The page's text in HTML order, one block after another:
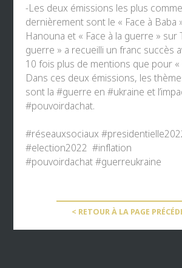
-Les deux émissions les plus
dernièrement sont le « Face à Baba
Hanouna et « Face à la guerre » sur
guerre » a recueilli un franc succès
10 fois plus de mentions que pour «
Dans ces deux émissions, les
sont la#guerre en#ukraine et
#pouvoirdachat.
#réseauxsociaux
#election2022 #inflation
#pouvoirdachat#guerreukraine
< RETOUR À LA PAGE